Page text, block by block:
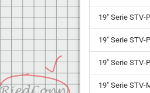
19" Serie STV-
19" Serie STV-
19" Serie STV-
19" Serie STV-